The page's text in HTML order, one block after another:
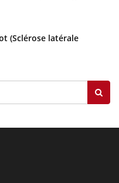
(Sclérose latérale